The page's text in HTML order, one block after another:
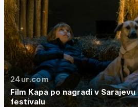
24ur.com
Film Kapa po nagradi v
festivalu